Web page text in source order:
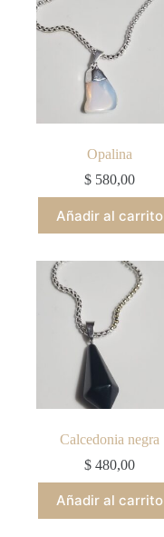
Opalina
$ 580,00
Añadir al carrito
Calcedonia negra
$ 480,00
Añadir al carrito